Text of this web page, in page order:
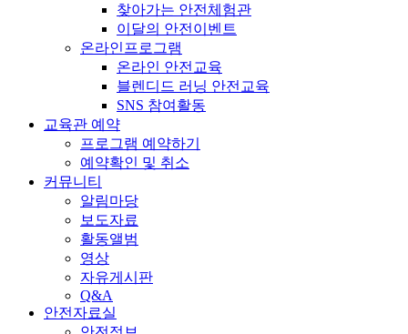
찾아가는 안전체험관
이달의 안전이벤트
온라인프로그램
온라인 안전교육
블렌디드 러닝 안전교육
SNS 참여활동
교육관 예약
프로그램 예약하기
예약확인 및 취소
커뮤니티
알림마당
보도자료
활동앨범
영상
자유게시판
Q&A
안전자료실